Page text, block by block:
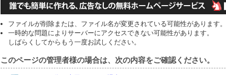
ファイルが削除または、ファイル名が変更されている可能性があります。
一時的な問題によりサーバーにアクセスできない可能性があります。
しばらくしてからもう一度お試しください。
このページの管理者様の場合は、次の内容をご確認ください。